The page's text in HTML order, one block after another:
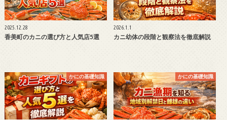
2025.12.28
香美町のカニの選び方と人気店5選
2026.1.1
カニ幼体の段階と観察法を徹底解説
かにの基礎知識 かにの基礎知識